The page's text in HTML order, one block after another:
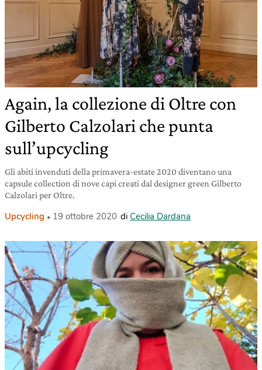
Again, la collezione di Oltre con
Gilberto Calzolari che punta
sull’upcycling
Gli abiti invenduti della primavera-estate 2020 diventano una
capsule collection di nove capi creati dal designer green Gilberto
Calzolari per Oltre.
Upcycling 19 ottobre 2020 di Cecilia Dardana